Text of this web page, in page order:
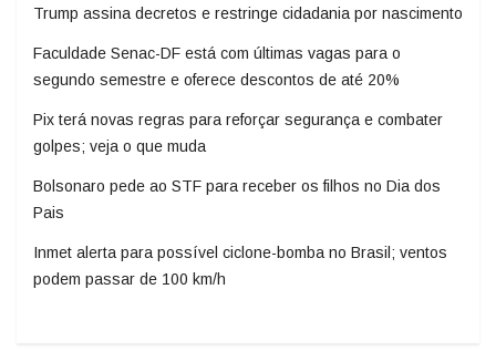
Trump assina decretos e restringe cidadania por nascimento
Faculdade Senac-DF está com últimas vagas para o
segundo semestre e oferece descontos de até 20%
Pix terá novas regras para reforçar segurança e combater
golpes; veja o que muda
Bolsonaro pede ao STF para receber os filhos no Dia dos
Pais
Inmet alerta para possível ciclone-bomba no Brasil; ventos
podem passar de 100 km/h